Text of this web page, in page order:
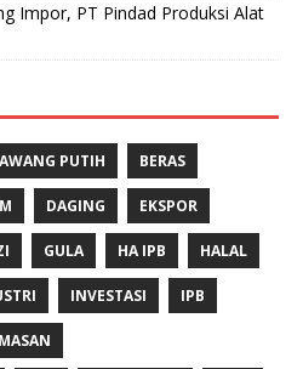
Impor, PT Pindad Produksi Alat
PUTIH BERAS
DAGING EKSPOR
GULA HA IPB HALAL
INVESTASI IPB